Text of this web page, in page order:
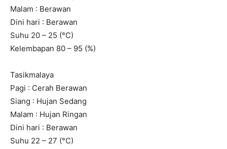
Malam : Berawan
Dini hari : Berawan
Suhu 20 – 25 (°C)
Kelembapan 80 – 95 (%)
Tasikmalaya
Pagi : Cerah Berawan
Siang : Hujan Sedang
Malam : Hujan Ringan
Dini hari : Berawan
Suhu 22 – 27 (°C)